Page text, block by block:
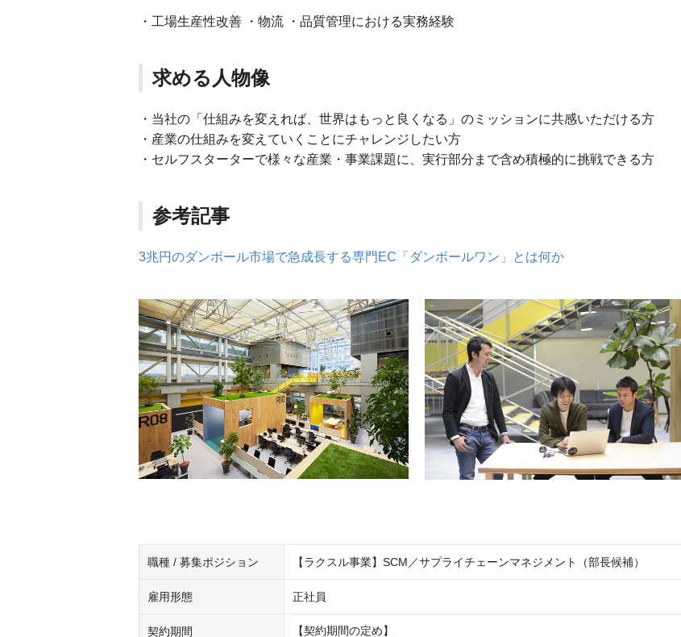
・工場生産性改善 ・物流 ・品質管理における実務経験
求める人物像
・当社の「仕組みを変えれば、世界はもっと良くなる」のミッションに共感いただける方
・産業の仕組みを変えていくことにチャレンジしたい方
・セルフスターターで様々な産業・事業課題に、実行部分まで含め積極的に挑戦できる方
参考記事
3兆円のダンボール市場で急成長する専門EC「ダンボールワン」とは何か
職種 / 募集ポジション 【ラクスル事業】SCM／サプライチェーンマネジメント（部長候補）
雇用形態 正社員
契約期間 【契約期間の定め】